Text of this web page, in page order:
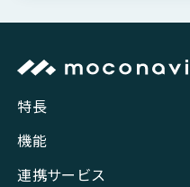
特長
機能
連携サービス